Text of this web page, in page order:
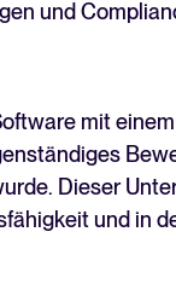
und
mit
Dieser
und in